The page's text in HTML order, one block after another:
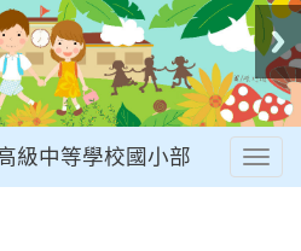
級中等學校國小部